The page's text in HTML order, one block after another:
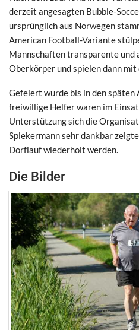
derzeit angesagten Bubble-
ursprünglich aus Norwegen
American Football-Variante
Mannschaften transparente und
Oberkörper und spielen dann mit
Gefeiert wurde bis in den späten
freiwillige Helfer waren im
Unterstützung sich die
Spiekermann sehr dankbar
Dorflauf wiederholt werden.
Die Bilder